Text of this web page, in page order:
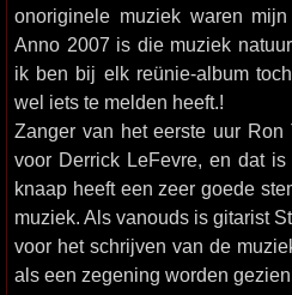
onoriginele muziek waren
Anno 2007 is die muziek
ik ben bij elk reünie-album
wel iets te melden heeft.!
Zanger van het eerste uur Ron
voor Derrick LeFevre, en dat
knaap heeft een zeer goede
muziek. Als vanouds is gitarist
voor het schrijven van de
als een zegening worden